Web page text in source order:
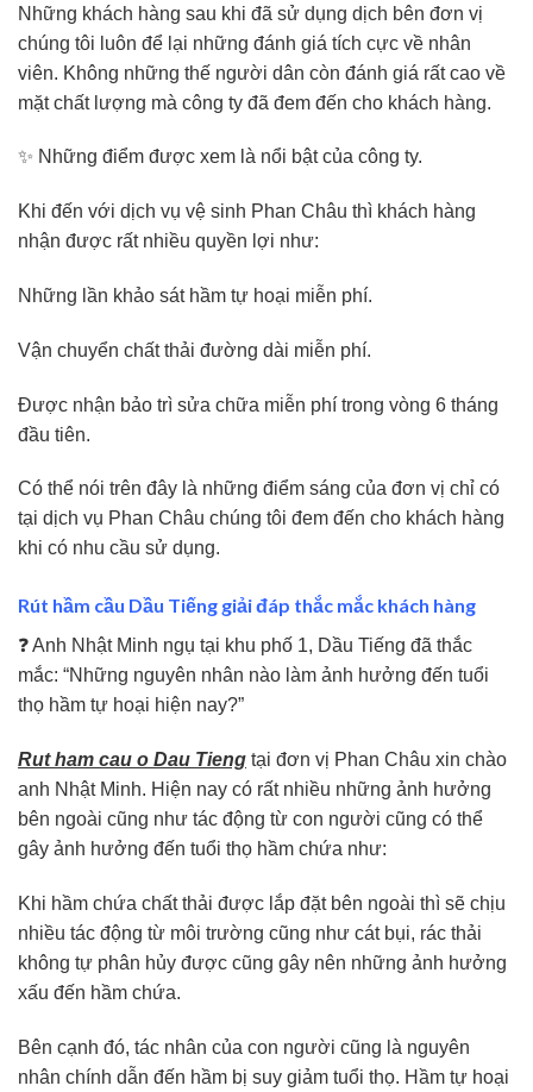
Những khách hàng sau khi đã sử dụng dịch bên đơn vị
chúng tôi luôn để lại những đánh giá tích cực về nhân
viên. Không những thế người dân còn đánh giá rất cao về
mặt chất lượng mà công ty đã đem đến cho khách hàng.
✨ Những điểm được xem là nổi bật của công ty.
Khi đến với dịch vụ vệ sinh Phan Châu thì khách hàng
nhận được rất nhiều quyền lợi như:
Những lần khảo sát hầm tự hoại miễn phí.
Vận chuyển chất thải đường dài miễn phí.
Được nhận bảo trì sửa chữa miễn phí trong vòng 6 tháng
đầu tiên.
Có thể nói trên đây là những điểm sáng của đơn vị chỉ có
tại dịch vụ Phan Châu chúng tôi đem đến cho khách hàng
khi có nhu cầu sử dụng.
Rút hầm cầu Dầu Tiếng giải đáp thắc mắc khách hàng
❓ Anh Nhật Minh ngụ tại khu phố 1, Dầu Tiếng đã thắc
mắc: “Những nguyên nhân nào làm ảnh hưởng đến tuổi
thọ hầm tự hoại hiện nay?”
Rut ham cau o Dau Tieng tại đơn vị Phan Châu xin chào
anh Nhật Minh. Hiện nay có rất nhiều những ảnh hưởng
bên ngoài cũng như tác động từ con người cũng có thể
gây ảnh hưởng đến tuổi thọ hầm chứa như:
Khi hầm chứa chất thải được lắp đặt bên ngoài thì sẽ chịu
nhiều tác động từ môi trường cũng như cát bụi, rác thải
không tự phân hủy được cũng gây nên những ảnh hưởng
xấu đến hầm chứa.
Bên cạnh đó, tác nhân của con người cũng là nguyên
nhân chính dẫn đến hầm bị suy giảm tuổi thọ. Hầm tự hoại